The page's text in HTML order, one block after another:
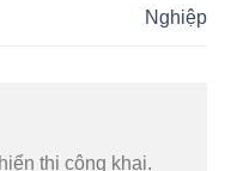
Nghiệp
thị công khai.